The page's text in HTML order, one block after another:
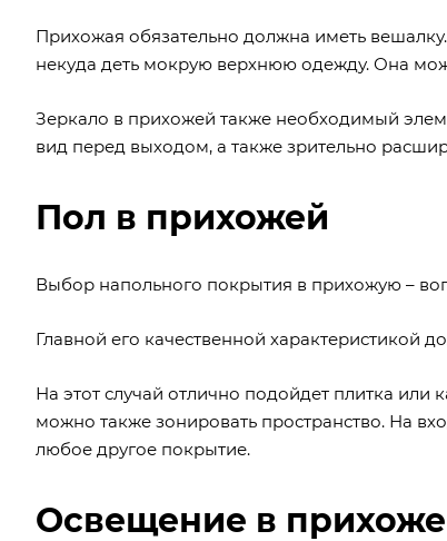
Прихожая обязательно должна иметь
некуда деть мокрую верхнюю одежду. Она
Зеркало в прихожей также необходимый
вид перед выходом, а также зрительно
Пол в прихожей
Выбор напольного покрытия в прихожую –
Главной его качественной характеристикой
На этот случай отлично подойдет плитка
можно также зонировать пространство. На
любое другое покрытие.
Освещение в